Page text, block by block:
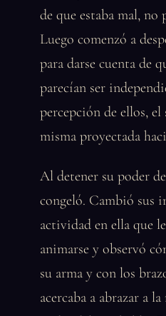
de que estaba mal, no
Luego comenzó a
para darse cuenta de
parecían ser
percepción de ellos, el
misma proyectada
Al detener su poder
congeló. Cambió sus
actividad en ella que
animarse y observó
su arma y con los
acercaba a abrazar a